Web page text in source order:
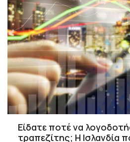
Είδατε ποτέ να
τραπεζίτης; Η Ισλανδία